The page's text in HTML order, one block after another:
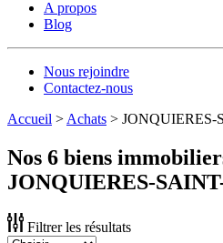
A propos
Blog
Nous rejoindre
Contactez-nous
Accueil > Achats >
Nos 6 biens
JONQUIERES-
Filtrer les résultats